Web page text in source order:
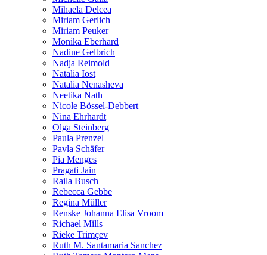
Mihaela Delcea
Miriam Gerlich
Miriam Peuker
Monika Eberhard
Nadine Gelbrich
Nadja Reimold
Natalia Iost
Natalia Nenasheva
Neetika Nath
Nicole Bössel-Debbert
Nina Ehrhardt
Olga Steinberg
Paula Prenzel
Pavla Schäfer
Pia Menges
Pragati Jain
Raila Busch
Rebecca Gebbe
Regina Müller
Renske Johanna Elisa Vroom
Richael Mills
Rieke Trimçev
Ruth M. Santamaria Sanchez